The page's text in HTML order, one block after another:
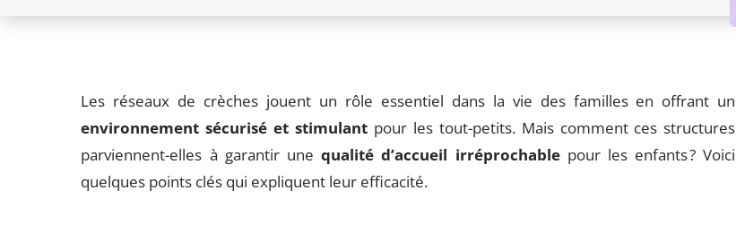
Les réseaux de crèches jouent un rôle essentiel dans la vie des familles en offrant un
environnement sécurisé et stimulant pour les tout-petits. Mais comment ces structures
parviennent-elles à garantir unequalité d’accueil irréprochablepour les enfants ? Voici
quelques points clés qui expliquent leur efficacité.